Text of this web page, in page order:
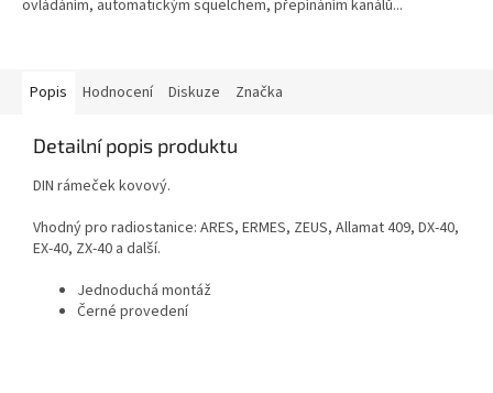
ovládáním, automatickým squelchem, přepínáním kanálů...
Popis Hodnocení Diskuze Značka
Detailní popis produktu
DIN rámeček kovový.
Vhodný pro radiostanice: ARES, ERMES, ZEUS, Allamat 409, DX-40,
EX-40, ZX-40 a další.
Jednoduchá montáž
Černé provedení